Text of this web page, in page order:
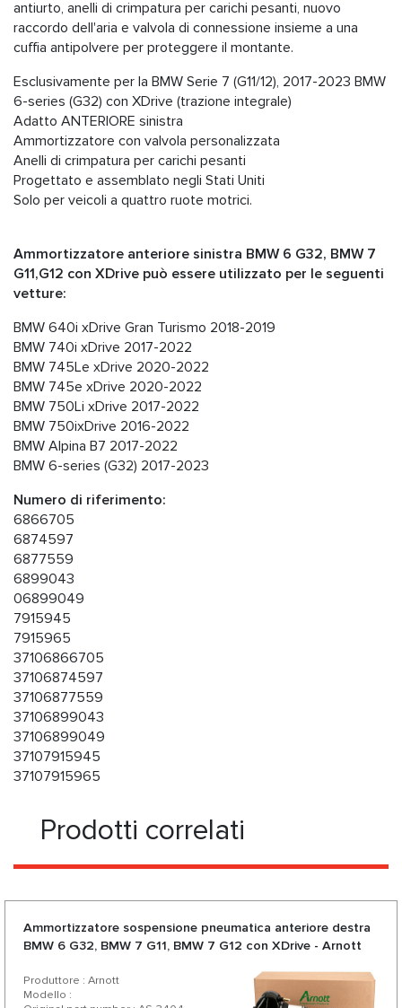
antiurto, anelli di crimpatura per carichi pesanti, nuovo
raccordo dell'aria e valvola di connessione insieme a una
cuffia antipolvere per proteggere il montante.
Esclusivamente per la BMW Serie 7 (G11/12), 2017-2023 BMW
6-series (G32) con XDrive (trazione integrale)
Adatto ANTERIORE sinistra
Ammortizzatore con valvola personalizzata
Anelli di crimpatura per carichi pesanti
Progettato e assemblato negli Stati Uniti
Solo per veicoli a quattro ruote motrici.
Ammortizzatore anteriore sinistra BMW 6 G32, BMW 7
G11,G12 con XDrive può essere utilizzato per le seguenti
vetture:
BMW 640i xDrive Gran Turismo 2018-2019
BMW 740i xDrive 2017-2022
BMW 745Le xDrive 2020-2022
BMW 745e xDrive 2020-2022
BMW 750Li xDrive 2017-2022
BMW 750ixDrive 2016-2022
BMW Alpina B7 2017-2022
BMW 6-series (G32) 2017-2023
Numero di riferimento:
6866705
6874597
6877559
6899043
06899049
7915945
7915965
37106866705
37106874597
37106877559
37106899043
37106899049
37107915945
37107915965
Prodotti correlati
Ammortizzatore sospensione pneumatica anteriore destra
BMW 6 G32, BMW 7 G11, BMW 7 G12 con XDrive - Arnott
Produttore : Arnott
Modello :